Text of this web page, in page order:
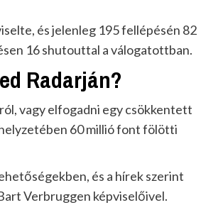
és jelenleg 195 fellépésén 82
16 shutouttal a válogatottban.
Radarján?
vagy elfogadni egy csökkentett
60 millió font fölötti
és a hírek szerint
Verbruggen képviselőivel.